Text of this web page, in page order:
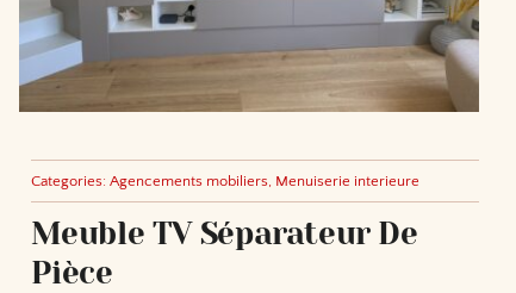
Categories: Agencements mobiliers, Menuiserie interieure
Meuble TV Séparateur De
Pièce